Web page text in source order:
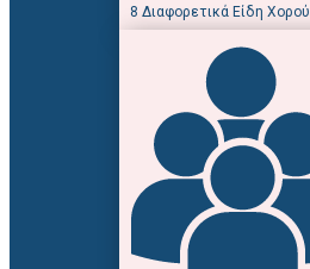
8 Διαφορετικά Είδη Χορού